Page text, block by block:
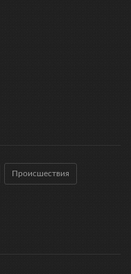
Происшествия